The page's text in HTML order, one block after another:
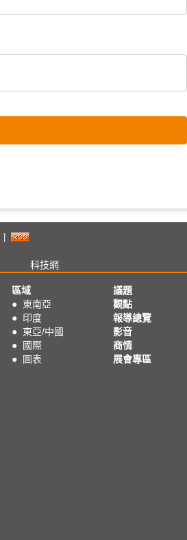
科技網
區域
● 東南亞
● 印度
● 東亞/中國
●
國際
●
圖表
議題
觀點
報導總覽
影音
商情
展會專區